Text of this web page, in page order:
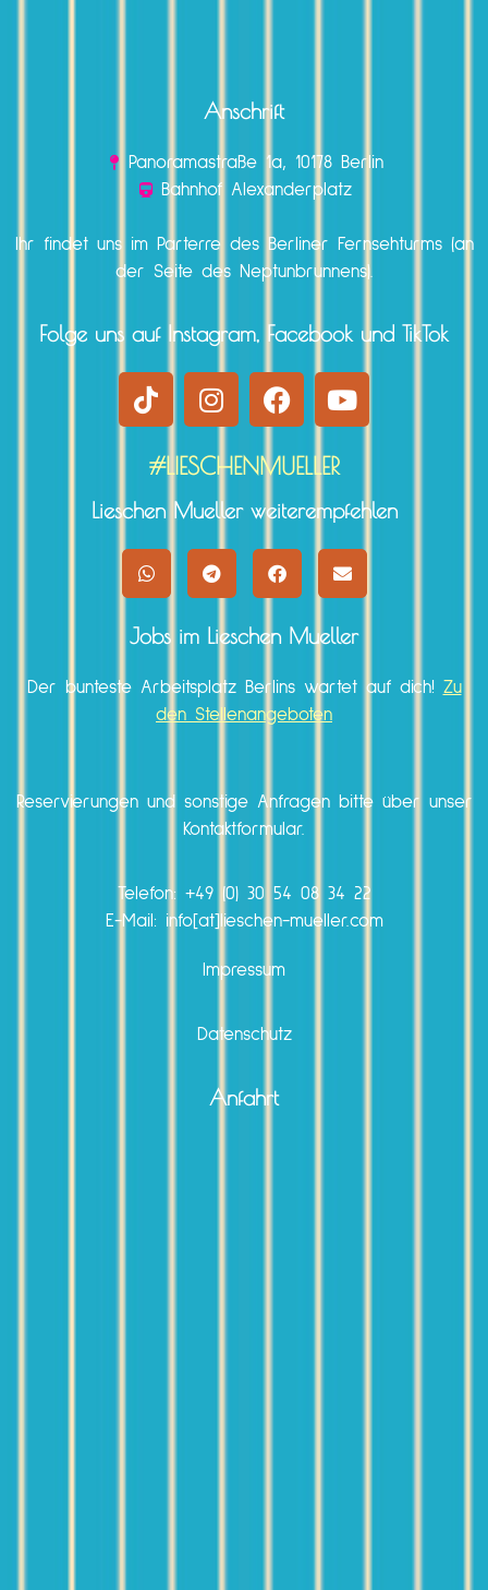
Anschrift
Panoramastraße 1a, 10178 Berlin
Bahnhof Alexanderplatz
Ihr findet uns im Parterre des Berliner Fernsehturms (an
der Seite des Neptunbrunnens).
Folge uns auf Instagram, Facebook und TikTok
#LIESCHENMUELLER
Lieschen Mueller weiterempfehlen
Jobs im Lieschen Mueller
Der bunteste Arbeitsplatz Berlins wartet auf dich! Zu
den Stellenangeboten
Reservierungen und sonstige Anfragen bitte über unser
Kontaktformular.
Telefon: +49 (0) 30 54 08 34 22
E-Mail: info[at]lieschen-mueller.com
Impressum
Datenschutz
Anfahrt